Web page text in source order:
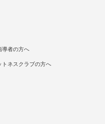
導者の方へ
トネスクラブの方へ